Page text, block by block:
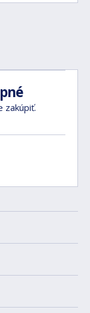
zakúpiť.